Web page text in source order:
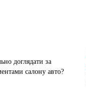
доглядати за
салону авто?